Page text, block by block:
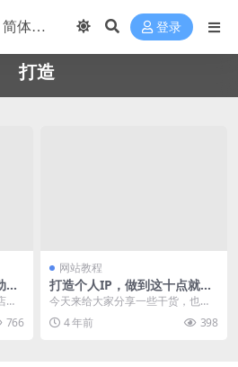
登录
打造
，
的
766
网站教程
打造个人IP，做到这十点就OK
了
今天来给大家分享一些干货，也是
大家最关心的问题，在这个IP时
代，品牌要有品牌IP...
4 年前 398